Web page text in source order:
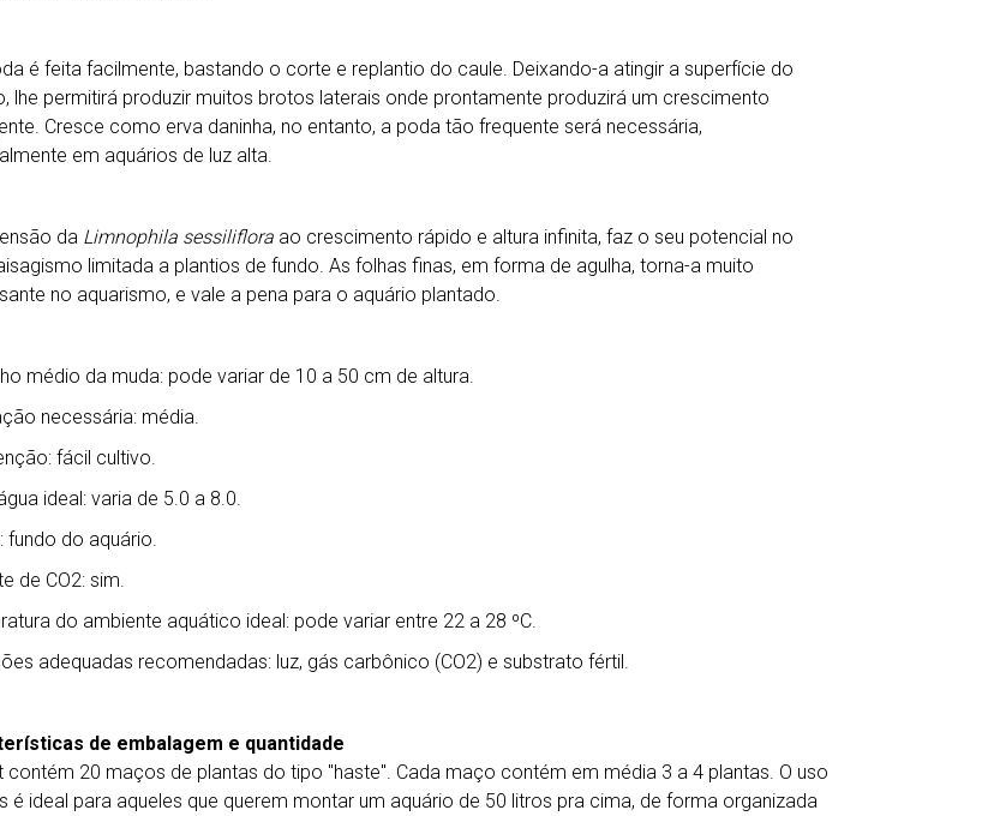
é feita facilmente, bastando o corte e replantio do caule. Deixando-a atingir a superfície do
lhe permitirá produzir muitos brotos laterais onde prontamente produzirá um crescimento
Cresce como erva daninha, no entanto, a poda tão frequente será necessária,
em aquários de luz alta.
da Limnophila sessiliflora ao crescimento rápido e altura infinita, faz o seu potencial no
limitada a plantios de fundo. As folhas finas, em forma de agulha, torna-a muito
no aquarismo, e vale a pena para o aquário plantado.
médio da muda: pode variar de 10 a 50 cm de altura.
necessária: média.
fácil cultivo.
ideal: varia de 5.0 a 8.0.
fundo do aquário.
de CO2: sim.
do ambiente aquático ideal: pode variar entre 22 a 28 ºC.
adequadas recomendadas: luz, gás carbônico (CO2) e substrato fértil.
de embalagem e quantidade
contém 20 maços de plantas do tipo "haste". Cada maço contém em média 3 a 4 plantas. O uso
é ideal para aqueles que querem montar um aquário de 50 litros pra cima, de forma organizada